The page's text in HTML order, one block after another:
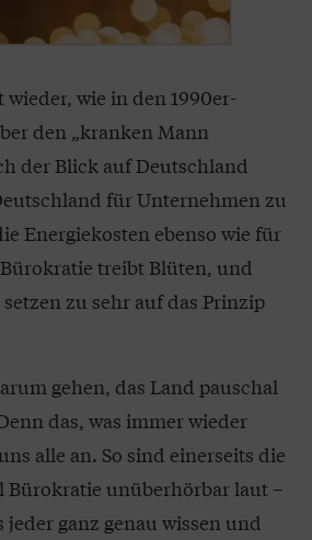
wieder, wie in den 1990er-
den „kranken Mann
der Blick auf Deutschland
für Unternehmen zu
Energiekosten ebenso wie für
treibt Blüten, und
zu sehr auf das Prinzip
gehen, das Land pauschal
das, was immer wieder
alle an. So sind einerseits die
Bürokratie unüberhörbar laut –
ganz genau wissen und